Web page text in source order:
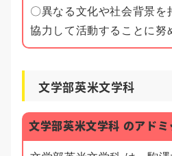
〇異なる文化や社会背景を
協力して活動することに
文学部英米文学科
文学部英米文学科 のアド